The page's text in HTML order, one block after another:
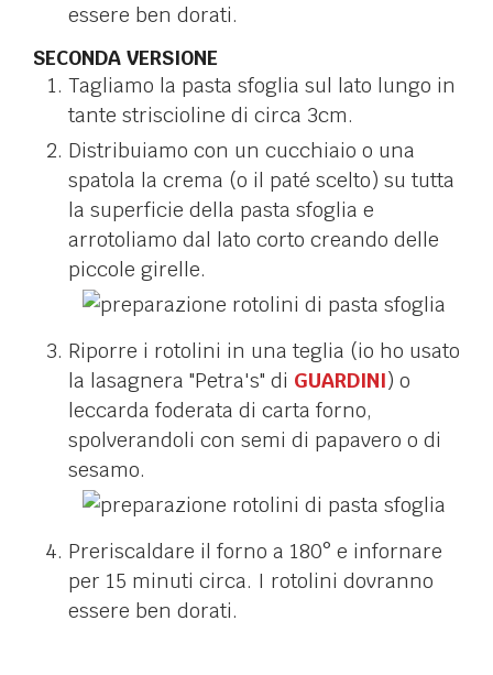
essere ben dorati.
SECONDA VERSIONE
Tagliamo la pasta sfoglia sul lato lungo in
tante striscioline di circa 3cm.
Distribuiamo con un cucchiaio o una
spatola la crema (o il paté scelto) su tutta
la superficie della pasta sfoglia e
arrotoliamo dal lato corto creando delle
piccole girelle.
Riporre i rotolini in una teglia (io ho usato
la lasagnera "Petra's" di GUARDINI) o
leccarda foderata di carta forno,
spolverandoli con semi di papavero o di
sesamo.
Preriscaldare il forno a 180° e infornare
per 15 minuti circa. I rotolini dovranno
essere ben dorati.